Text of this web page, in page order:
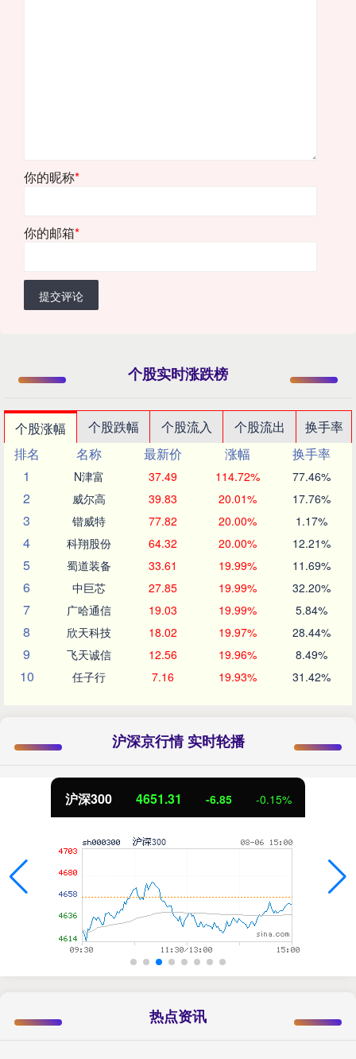
你的昵称*
你的邮箱*
提交评论
个股实时涨跌榜
个股涨幅 个股跌幅 个股流入 个股流出
换手率
排名
名称 最新价 涨幅
换手率
1
N津富 37.49 114.72% 77.46%
2 威尔高 39.83 20.01% 17.76%
3 锴威特 77.82 20.00% 1.17%
4 科翔股份 64.32 20.00% 12.21%
5 蜀道装备 33.61 19.99% 11.69%
6 中巨芯 27.85 19.99% 32.20%
7 广哈通信 19.03 19.99% 5.84%
8 欣天科技 18.02 19.97% 28.44%
9 飞天诚信 12.56 19.96% 8.49%
10 任子行 7.16 19.93% 31.42%
沪深京行情 实时轮播
北证50 1122.88 3.42 0.30%
热点资讯